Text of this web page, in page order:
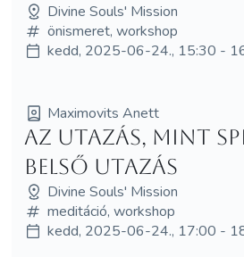
Divine Souls' Mission
önismeret, workshop
kedd, 2025-06-24., 15:30 -
Maximovits Anett
Az Utazás, mint
Belső Utazás
Divine Souls' Mission
meditáció, workshop
kedd, 2025-06-24., 17:00 -